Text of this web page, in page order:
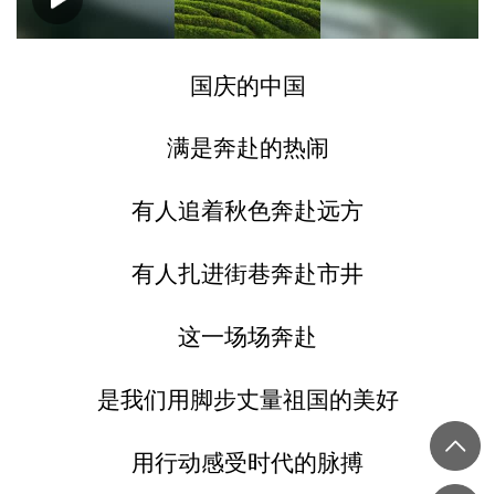
00:08
国庆的中国
满是奔赴的热闹
有人追着秋色奔赴远方
有人扎进街巷奔赴市井
这一场场奔赴
是我们用脚步丈量祖国的美好
用行动感受时代的脉搏